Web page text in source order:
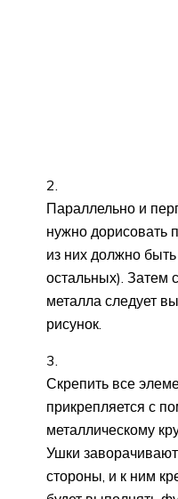
Параллельно и
нужно дорисовать
из них должно
остальных).
металла следует
рисунок.
Скрепить все
прикрепляется с
металлическому
Ушки
стороны, и к ним